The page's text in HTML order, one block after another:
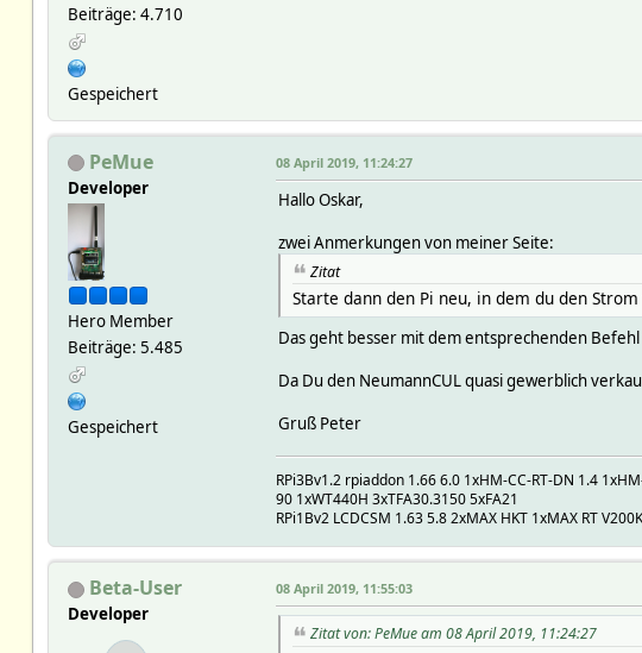
Beiträge: 4.710
Gespeichert
PeMue
Developer
Hero Member
Beiträge: 5.485
Gespeichert
08 April 2019, 11:24:27
Hallo Oskar,
zwei Anmerkungen von meiner Seite:
Zitat
Starte dann den Pi neu, in dem du den
Das geht besser mit dem entsprechenden
Da Du den NeumannCUL quasi gewerblich
Gruß Peter
RPi3Bv1.2 rpiaddon 1.66 6.0 1xHM-CC-RT-DN 1.4
90 1xWT440H 3xTFA30.3150 5xFA21
RPi1Bv2 LCDCSM 1.63 5.8 2xMAX HKT 1xMAX RT
Beta-User
Developer
08 April 2019, 11:55:03
Zitat von: PeMue am 08 April 2019, 11:24:27